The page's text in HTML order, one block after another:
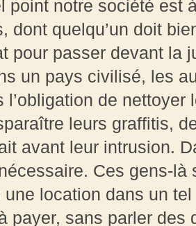
point notre société est
dont quelqu’un doit
pour passer devant la
un pays civilisé, les
l’obligation de
leurs graffitis,
avant leur intrusion.
Ces gens-
location dans un
payer, sans parler des